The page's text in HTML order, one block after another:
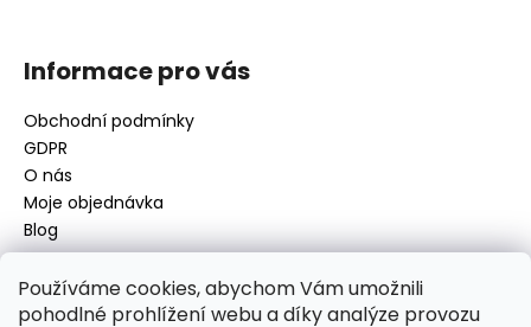
Používáme cookies, abychom Vám umožnili
pohodlné prohlížení webu a díky analýze provozu
Informace pro vás
Obchodní podmínky
GDPR
O nás
Moje objednávka
Blog
Kontakt